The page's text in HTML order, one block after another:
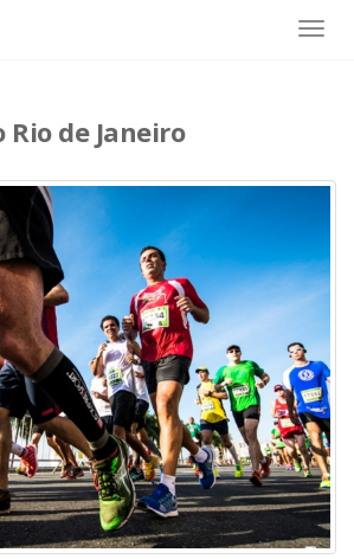
Toggle
de Janeiro